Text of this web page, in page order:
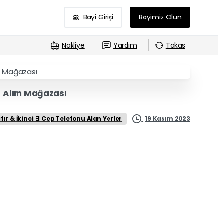
Bayi Girişi Bayimiz Olun
Nakliye Yardım Takas
Mağazası
& İkinci El Cep Telefonu Alan Yerler 19 Kasım 2023